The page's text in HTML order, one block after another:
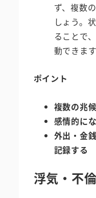
ず、複数
しょう。
ることで
動できます
ポイント
複数の兆
感情的に
外出・金
記録する
浮気・不